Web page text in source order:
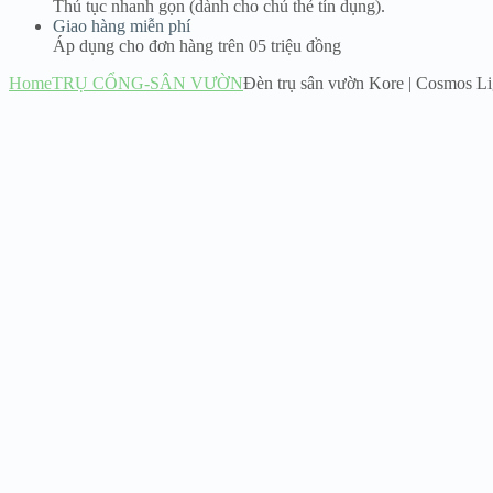
Thủ tục nhanh gọn (dành cho chủ thẻ tín dụng).
Giao hàng miễn phí
Áp dụng cho đơn hàng trên 05 triệu đồng
HomeTRỤ CỔNG-SÂN VƯỜNĐèn trụ sân vườn Kore | Cosmos